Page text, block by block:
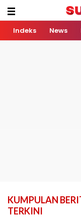
Indeks News
KUMPULAN
TERKINI